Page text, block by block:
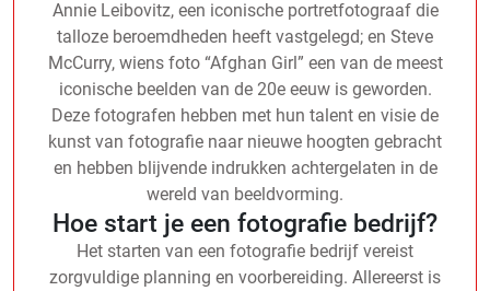
Annie Leibovitz, een iconische portretfotograaf die
talloze beroemdheden heeft vastgelegd; en Steve
McCurry, wiens foto “Afghan Girl” een van de meest
iconische beelden van de 20e eeuw is geworden.
Deze fotografen hebben met hun talent en visie de
kunst van fotografie naar nieuwe hoogten gebracht
en hebben blijvende indrukken achtergelaten in de
wereld van beeldvorming.
Hoe start je een fotografie bedrijf?
Het starten van een fotografie bedrijf vereist
zorgvuldige planning en voorbereiding. Allereerst is